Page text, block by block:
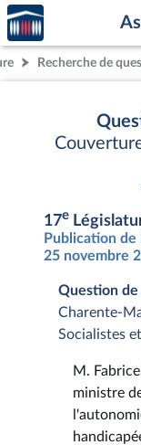
Aller au contenu
Aller en bas de la
Accèder
à la
page
d'accueilRecherche de
17e
Publication de
25 novembre
Question de
Charente-
Socialistes
M.
ministre